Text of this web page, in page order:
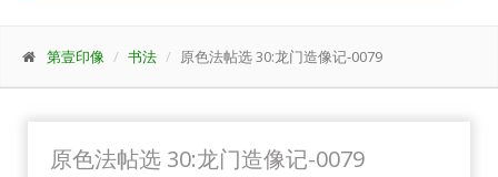
第壹印像 书法 原色法帖选 30:龙门造像记-0079
原色法帖选 30:龙门造像记-0079